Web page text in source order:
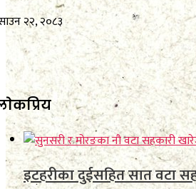
२२, २०८३
इटहरीका दुईसहित सात वटा